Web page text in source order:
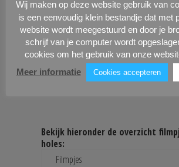
Hole 6
Hole 7
Hole 8
Hole 9
Bekijk hieronder de overzicht
holes:
Filmpjes
Wij maken op deze website gebruik van
is een eenvoudig klein bestandje dat met
website wordt meegestuurd en door je
schrijf van je computer wordt
cookies om het gebruik van onze
Meer informatie
Cookies accepteren